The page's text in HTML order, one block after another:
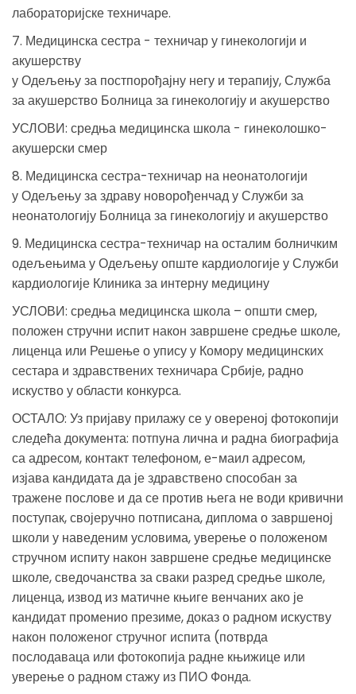
лабораторијске техничаре.
7. Медицинска сестра - техничар у гинекологији и
акушерству
у Одељењу за постпорођајну негу и терапију, Служба
за акушерство Болница за гинекологију и акушерство
УСЛОВИ: средња медицинска школа - гинеколошко-
акушерски смер
8. Медицинска сестра-техничар на неонатологији
у Одељењу за здраву новорођенчад у Служби за
неонатологију Болница за гинекологију и акушерство
9. Медицинска сестра-техничар на осталим болничким
одељењима у Одељењу опште кардиологије у Служби
кардиологије Клиника за интерну медицину
УСЛОВИ: средња медицинска школа – општи смер,
положен стручни испит након завршене средње школе,
лиценца или Решење о упису у Комору медицинских
сестара и здравствених техничара Србије, радно
искуство у области конкурса.
ОСТАЛО: Уз пријаву прилажу се у овереној фотокопији
следећа документа: потпуна лична и радна биографија
са адресом, контакт телефоном, е-маил адресом,
изјава кандидата да је здравствено способан за
тражене послове и да се против њега не води кривични
поступак, својеручно потписана, диплома о завршеној
школи у наведеним условима, уверење о положеном
стручном испиту након завршене средње медицинске
школе, сведочанства за сваки разред средње школе,
лиценца, извод из матичне књиге венчаних ако је
кандидат променио презиме, доказ о радном искуству
након положеног стручног испита (потврда
послодаваца или фотокопија радне књижице или
уверење о радном стажу из ПИО Фонда.